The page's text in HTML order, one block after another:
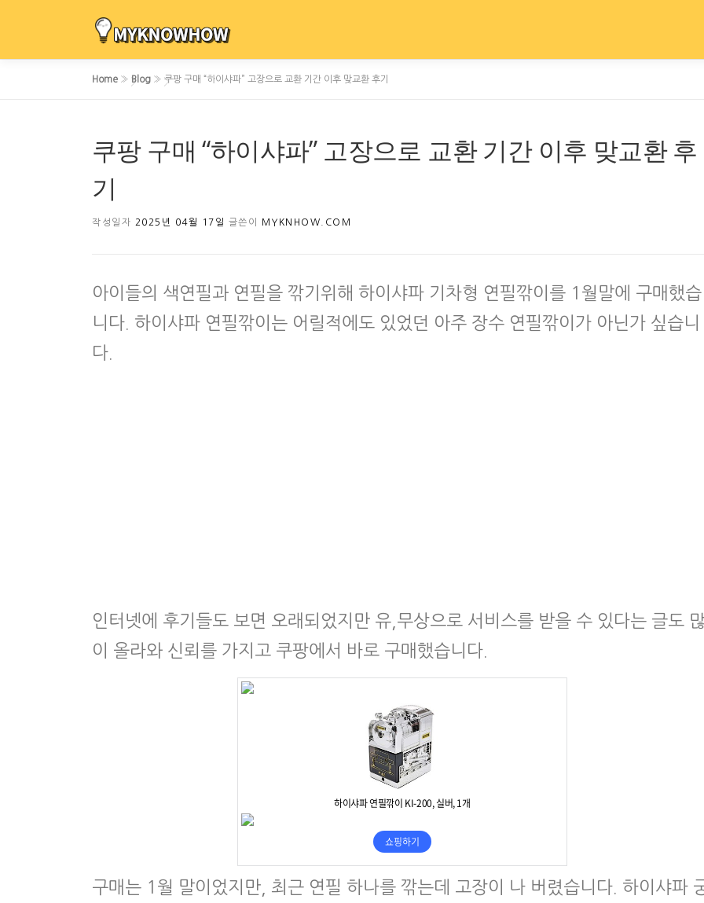
Home » Blog » 쿠팡 구매 “하이샤파” 고장으로 교환 기간 이후 맞교환 후기
쿠팡 구매 “하이샤파” 고장으로 교환 기간 이후 맞교환 후
기
작성일자 2025년 04월 17일 글쓴이 MYKNHOW.COM
아이들의 색연필과 연필을 깎기위해 하이샤파 기차형 연필깎이를 1월말에 구매했습
니다. 하이샤파 연필깎이는 어릴적에도 있었던 아주 장수 연필깎이가 아닌가 싶습니
다.
인터넷에 후기들도 보면 오래되었지만 유,무상으로 서비스를 받을 수 있다는 글도
이 올라와 신뢰를 가지고 쿠팡에서 바로 구매했습니다.
구매는 1월 말이었지만, 최근 연필 하나를 깎는데 고장이 나 버렸습니다. 하이샤파